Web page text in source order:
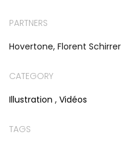
PARTNERS
Hovertone, Florent Schirrer
CATEGORY
Illustration , Vidéos
TAGS